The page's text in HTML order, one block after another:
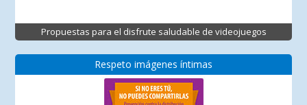
Propuestas para el disfrute saludable de videojuegos
Respeto imágenes íntimas